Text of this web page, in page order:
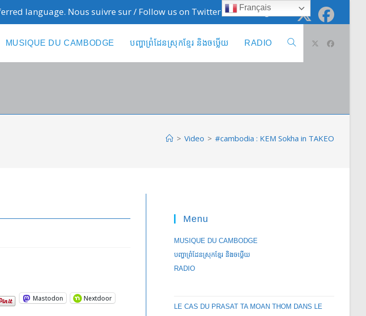
language. Nous suivre sur / Follow us on Twitter @cambodge_info
MUSIQUE DU CAMBODGE បញ្ហាព្រំដែនស្រុកខ្មែរ និងចឞ្លើយ RADIO Toggle
> Video > #cambodia : KEM Sokha in TAKEO
Mastodon Nextdoor
Menu
MUSIQUE DU CAMBODGE
បញ្ហាព្រំដែនស្រុកខ្មែរ និងចឞ្លើយ
RADIO
LE CAS DU PRASAT TA MOAN THOM DANS LE
Français